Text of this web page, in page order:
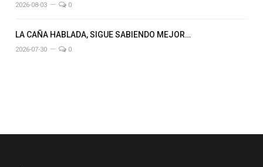
2026-08-03 0
LA CAÑA HABLADA, SIGUE SABIENDO MEJOR…
2026-07-30 0